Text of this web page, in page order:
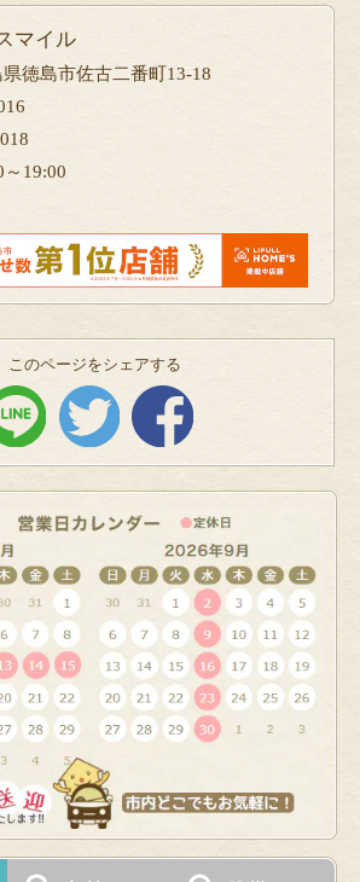
マイル
徳島市佐古二番町13-18
19:00
このページをシェアする